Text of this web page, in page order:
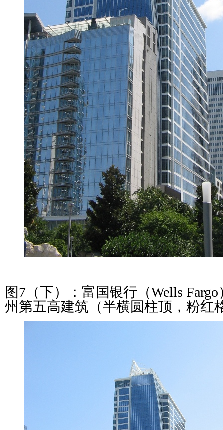
图7（下）：富国银行（Wells
州第五高建筑（半横圆柱顶，粉红